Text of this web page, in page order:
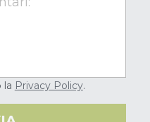
la Privacy Policy.